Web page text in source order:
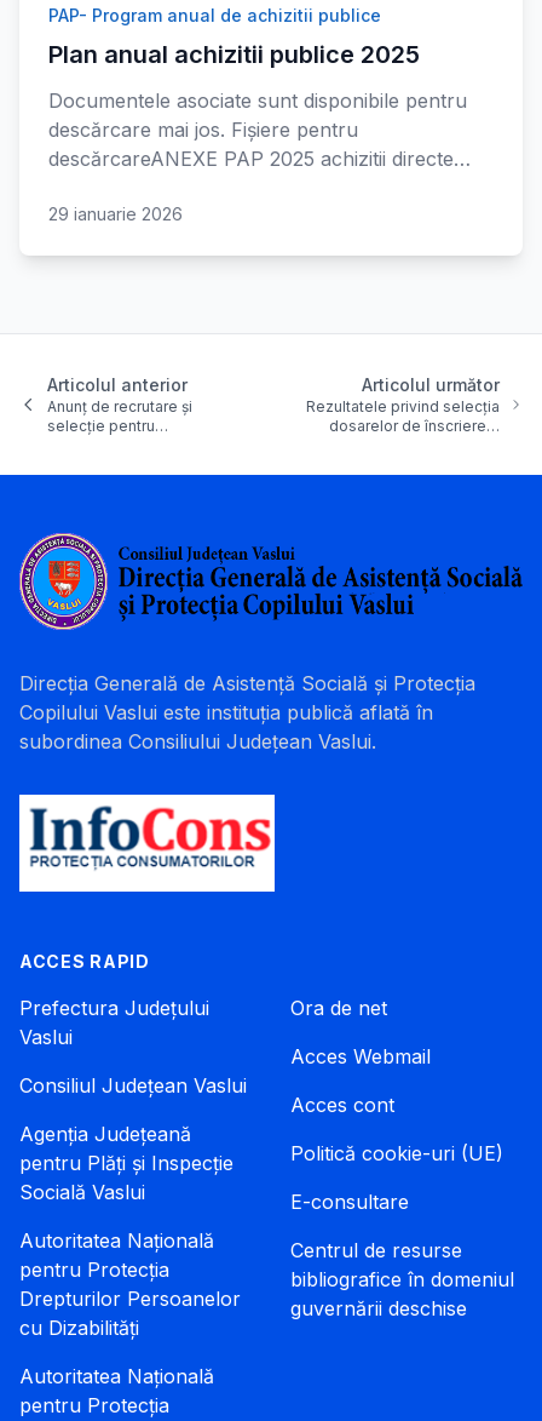
PAP- Program anual de achizitii publice
Plan anual achizitii publice 2025
Documentele asociate sunt disponibile pentru
descărcare mai jos. Fișiere pentru
descărcareANEXE PAP 2025 achizitii directe…
29 ianuarie 2026
Articolul anterior
Anunț de recrutare și
selecție pentru…
Articolul următor
Rezultatele privind selecția
dosarelor de înscriere…
Direcția Generală de Asistență Socială și Protecția
Copilului Vaslui este instituția publică aflată în
subordinea Consiliului Județean Vaslui.
ACCES RAPID
Prefectura Județului
Vaslui
Consiliul Județean Vaslui
Agenția Județeană
pentru Plăți și Inspecție
Socială Vaslui
Autoritatea Națională
pentru Protecția
Drepturilor Persoanelor
cu Dizabilități
Autoritatea Națională
pentru Protecția
Ora de net
Acces Webmail
Acces cont
Politică cookie-uri (UE)
E-consultare
Centrul de resurse
bibliografice în domeniul
guvernării deschise